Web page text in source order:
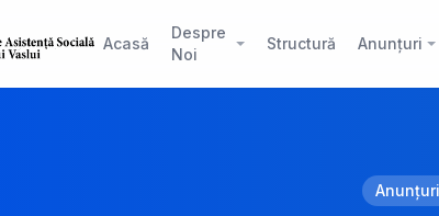
Acasă
Despre
Noi
Structură Anunțuri